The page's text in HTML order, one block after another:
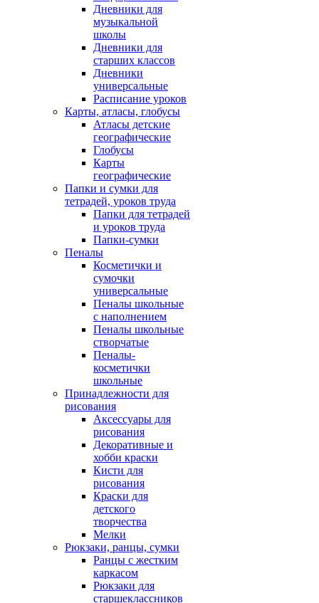
Дневники для
музыкальной
школы
Дневники для
старших классов
Дневники
универсальные
Расписание уроков
Карты, атласы, глобусы
Атласы детские
географические
Глобусы
Карты
географические
Папки и сумки для
тетрадей, уроков труда
Папки для тетрадей
и уроков труда
Папки-сумки
Пеналы
Косметички и
сумочки
универсальные
Пеналы школьные
с наполнением
Пеналы школьные
створчатые
Пеналы-
косметички
школьные
Принадлежности для
рисования
Аксессуары для
рисования
Декоративные и
хобби краски
Кисти для
рисования
Краски для
детского
творчества
Мелки
Рюкзаки, ранцы, сумки
Ранцы с жестким
каркасом
Рюкзаки для
старшеклассников